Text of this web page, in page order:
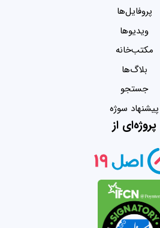
پروفایل‌ها
ویدیو‌ها
مکتب‌خانه
بلاگ‌ها
جستجو
پیشنهاد سوژه
پروژه‌ای از